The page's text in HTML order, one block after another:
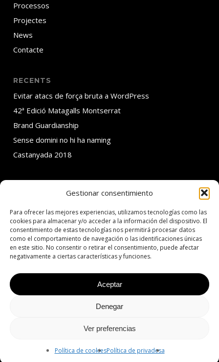
Gestionar consentimiento
Para ofrecer las mejores experiencias, utilizamos tecnologías como las
cookies para almacenar y/o acceder a la información del dispositivo. El
consentimiento de estas tecnologías nos permitirá procesar datos
como el comportamiento de navegación o las identificaciones únicas
en este sitio. No consentir o retirar el consentimiento, puede afectar
negativamente a ciertas características y funciones.
Aceptar
Denegar
Ver preferencias
Política de cookiesPolítica de privadesa
Processos
Projectes
News
Contacte
RECENTS
Evitar atacs de força bruta a WordPress
42ª Edició Matagalls Montserrat
Brand Guardianship
Sense domini no hi ha naming
Castanyada 2018
C. Calvet 30 3er 1a
08021 Barcelona
T: +34 934 342 138
© 2026 ADDMIRA | 360º Agency Since 2001.
Política de cookies
instagram